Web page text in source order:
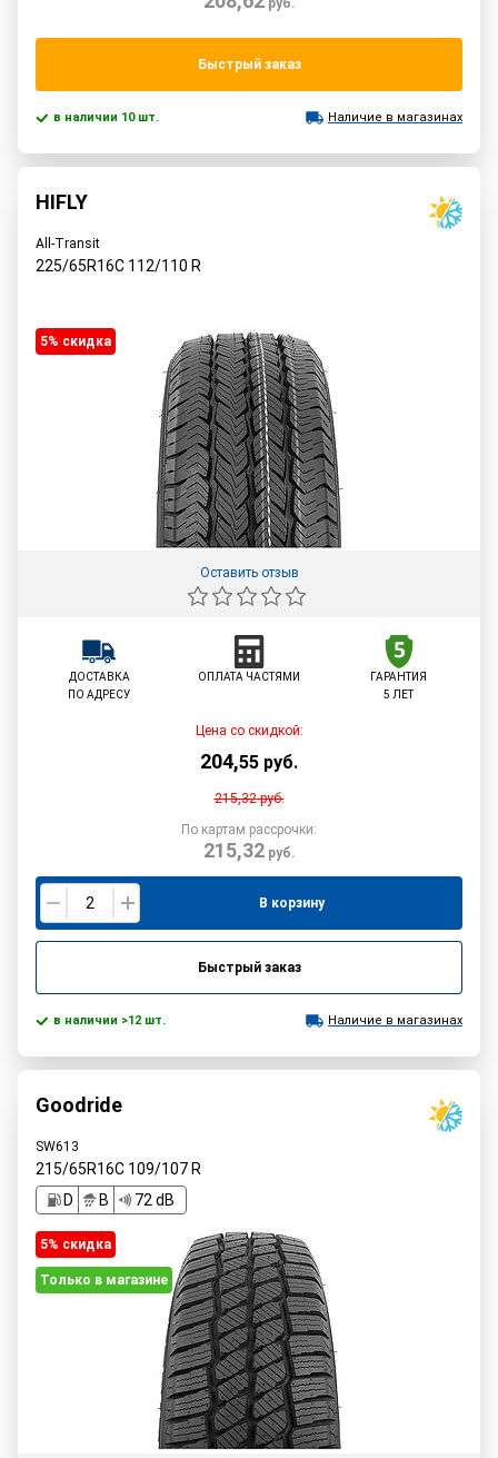
Быстрый заказ
в наличии 10 шт. Наличие в магазинах
HIFLY
All-Transit
225/65R16C 112/110 R
5% cкидка
Оставить отзыв
ДОСТАВКА
ПО АДРЕСУ
ОПЛАТА ЧАСТЯМИ
ГАРАНТИЯ
5 ЛЕТ
Цена со скидкой:
204,55 руб.
215,32руб.
По картам рассрочки:
215,32руб.
В корзину
Быстрый заказ
в наличии >12 шт. Наличие в магазинах
Goodride
SW613
215/65R16C 109/107R
D
B 72 dB
5% cкидка
Только в магазине